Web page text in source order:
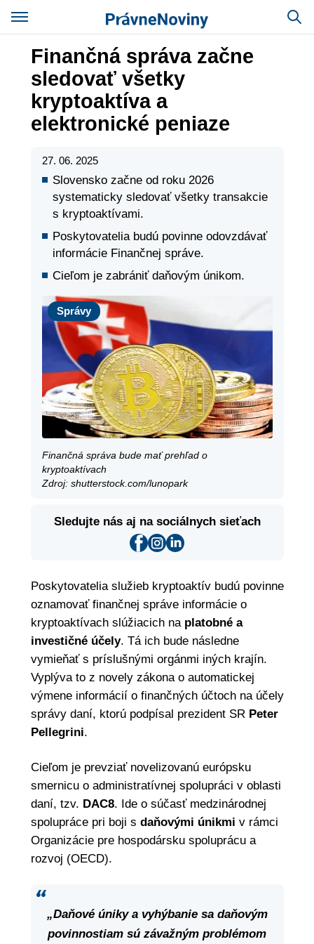
Finančná správa začne
sledovať všetky
kryptoaktíva a
elektronické peniaze
27. 06. 2025
Slovensko začne od roku 2026
systematicky sledovať všetky transakcie
s kryptoaktívami.
Poskytovatelia budú povinne odovzdávať
informácie Finančnej správe.
Cieľom je zabrániť daňovým únikom.
Správy
Správy
Finančná správa bude mať prehľad o
kryptoaktívach
Zdroj: shutterstock.com/lunopark
Sledujte nás aj na sociálnych sieťach
Poskytovatelia služieb kryptoaktív budú povinne
oznamovať finančnej správe informácie o
kryptoaktívach slúžiacich na platobné a
investičné účely. Tá ich bude následne
vymieňať s príslušnými orgánmi iných krajín.
Vyplýva to z novely zákona o automatickej
výmene informácií o finančných účtoch na účely
správy daní, ktorú podpísal prezident SR Peter
Pellegrini.
Cieľom je prevziať novelizovanú európsku
smernicu o administratívnej spolupráci v oblasti
daní, tzv. DAC8. Ide o súčasť medzinárodnej
spolupráce pri boji s daňovými únikmi v rámci
Organizácie pre hospodársku spoluprácu a
rozvoj (OECD).
„Daňové úniky a vyhýbanie sa daňovým
povinnostiam sú závažným problémom